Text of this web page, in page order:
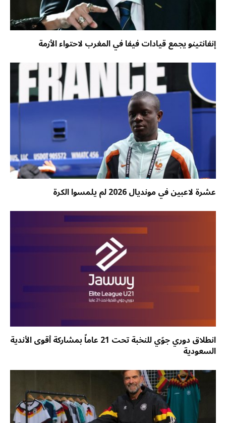
إنفانتينو يجمع قيادات فيفا في المغرب لاحتواء الأزمة
عشرة لاعبين في مونديال 2026 لم يلمسوا الكرة
انطلاق دوري جوّي للنخبة تحت 21 عاماً بمشاركة أقوى الأندية
السعودية